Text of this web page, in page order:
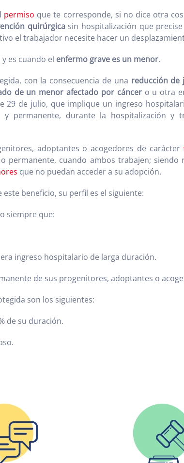
permiso que te corresponde, si no dice otra
quirúrgicasin hospitalización que
el trabajador necesite hacer un
es cuando el enfermo grave es un menor.
con la consecuencia de una reducción de
de un menor afectado por cáncero u otra
29 de julio, que implique un ingreso
permanente, durante la hospitalización y
adoptantes o acogedores de carácter
permanente, cuando ambos trabajen; siendo
que no puedan acceder a su adopción.
beneficio, su perfil es el siguiente:
siempre que:
ingreso hospitalario de larga duración.
de sus progenitores, adoptantes o
son los siguientes:
de su duración.